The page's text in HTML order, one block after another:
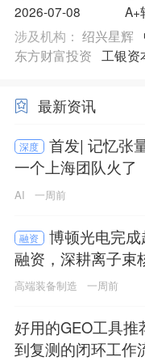
2026-07-08 A+
涉及机构： 绍兴星辉
东方财富投资
工银资
最新资讯
深度
首发| 记忆张
一个上海团队火了
AI 一周前
融资
博顿光电完
融资，深耕离子束
道
高端装备制造 一周前
好用的GEO工具推
到复测的闭环工作